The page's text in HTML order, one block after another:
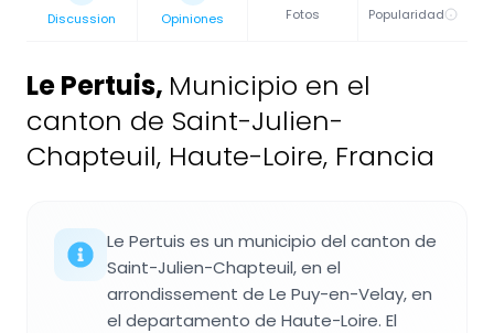
Discussion Opiniones Fotos Popularidad
Le Pertuis, Municipio en el
canton de Saint-Julien-
Chapteuil, Haute-Loire, Francia
Le Pertuis es un municipio del canton de
Saint-Julien-Chapteuil, en el
arrondissement de Le Puy-en-Velay, en
el departamento de Haute-Loire. El